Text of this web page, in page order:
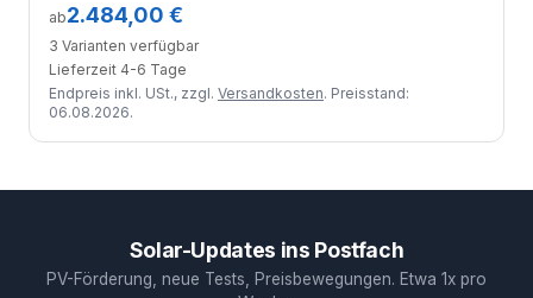
ab2.484,00 €
3 Varianten verfügbar
Lieferzeit 4-6 Tage
Endpreis inkl. USt., zzgl. Versandkosten. Preisstand:
06.08.2026.
Solar-Updates ins Postfach
PV-Förderung, neue Tests, Preisbewegungen. Etwa 1x pro